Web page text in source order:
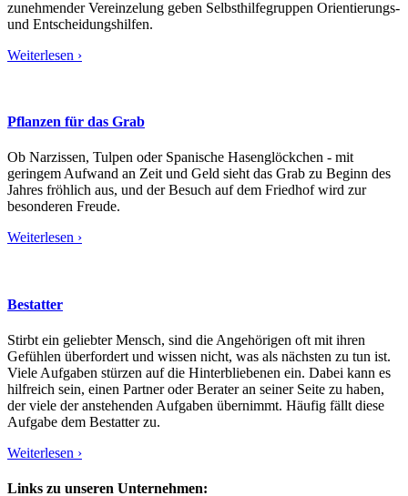
zunehmender Vereinzelung geben Selbsthilfegruppen Orientierungs-
und Entscheidungshilfen.
Weiterlesen ›
Pflanzen für das Grab
Ob Narzissen, Tulpen oder Spanische Hasenglöckchen - mit
geringem Aufwand an Zeit und Geld sieht das Grab zu Beginn des
Jahres fröhlich aus, und der Besuch auf dem Friedhof wird zur
besonderen Freude.
Weiterlesen ›
Bestatter
Stirbt ein geliebter Mensch, sind die Angehörigen oft mit ihren
Gefühlen überfordert und wissen nicht, was als nächsten zu tun ist.
Viele Aufgaben stürzen auf die Hinterbliebenen ein. Dabei kann es
hilfreich sein, einen Partner oder Berater an seiner Seite zu haben,
der viele der anstehenden Aufgaben übernimmt. Häufig fällt diese
Aufgabe dem Bestatter zu.
Weiterlesen ›
Links zu unseren Unternehmen: